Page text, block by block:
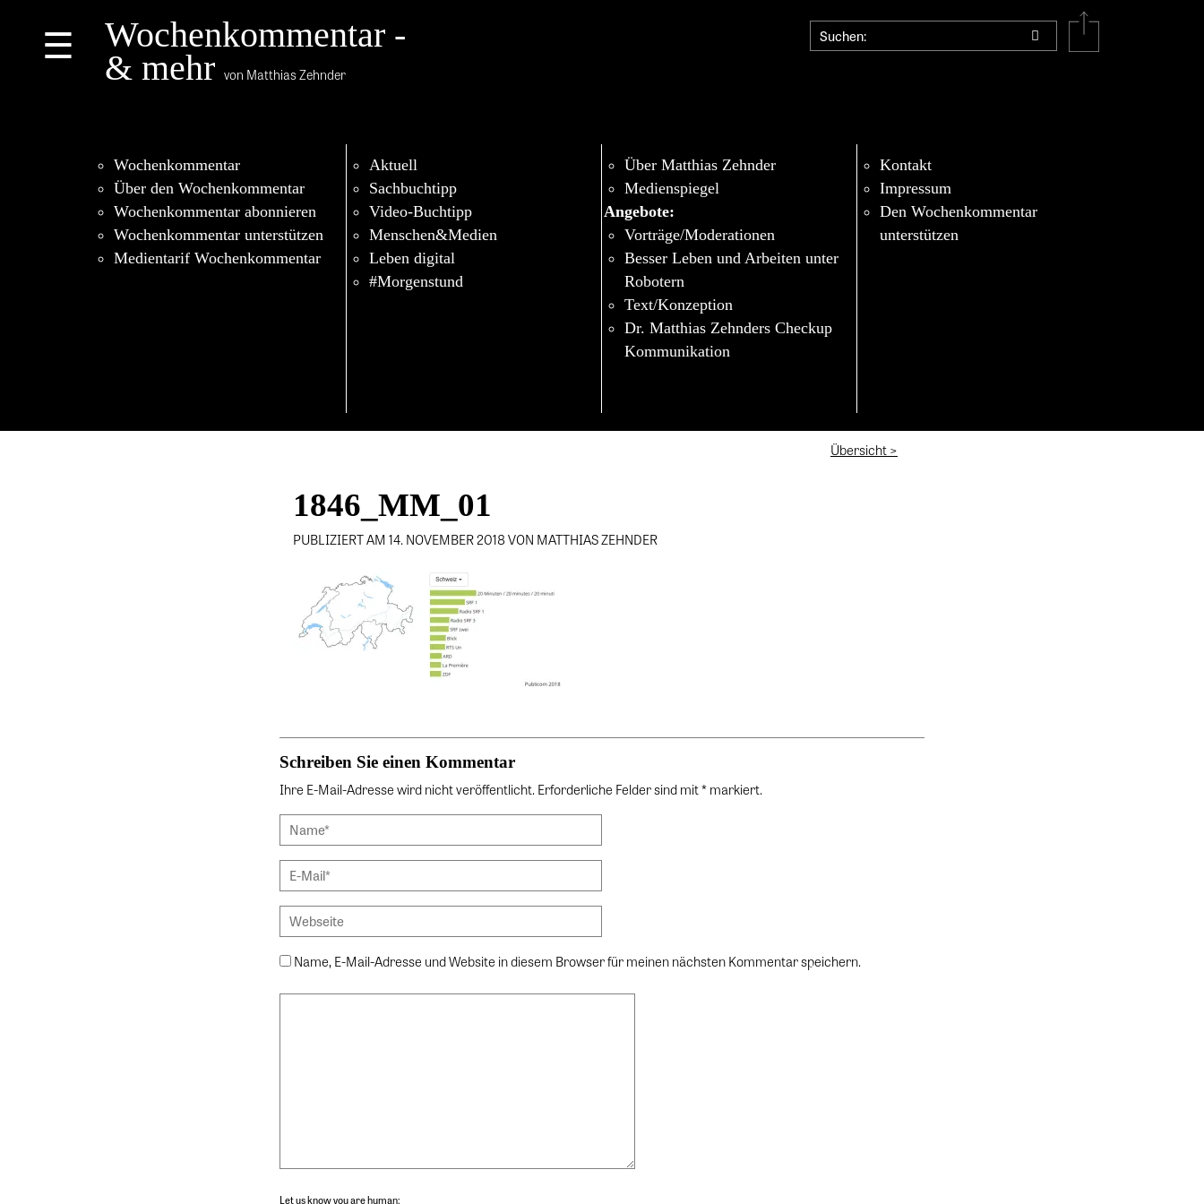
☰
Wochenkommentar -
& mehr von Matthias Zehnder
Wochenkommentar
Über den Wochenkommentar
Wochenkommentar abonnieren
Wochenkommentar unterstützen
Medientarif Wochenkommentar
Aktuell
Sachbuchtipp
Video-Buchtipp
Menschen&Medien
Leben digital
#Morgenstund
Über Matthias Zehnder
Medienspiegel
Angebote:
Vorträge/Moderationen
Besser Leben und Arbeiten unter
Robotern
Text/Konzeption
Dr. Matthias Zehnders Checkup
Kommunikation
Kontakt
Impressum
Den Wochenkommentar
unterstützen
Übersicht >
1846_MM_01
PUBLIZIERT AM 14. NOVEMBER 2018 VON MATTHIAS ZEHNDER
Schreiben Sie einen Kommentar
Ihre E-Mail-Adresse wird nicht veröffentlicht. Erforderliche Felder sind mit * markiert.
Name, E-Mail-Adresse und Website in diesem Browser für meinen nächsten Kommentar speichern.
Let us know you are human: